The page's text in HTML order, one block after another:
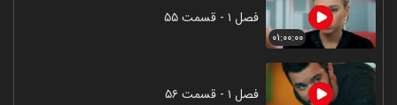
۰۱:۰۰:۰۰
فصل ۱ - قسمت ۵۵
فصل ۱ - قسمت ۵۶